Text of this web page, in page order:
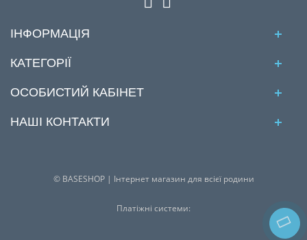
ІНФОРМАЦІЯ
КАТЕГОРІЇ
ОСОБИСТИЙ КАБІНЕТ
НАШІ КОНТАКТИ
© BASESHOP | Інтернет магазин для всієї родини
Платіжні системи: